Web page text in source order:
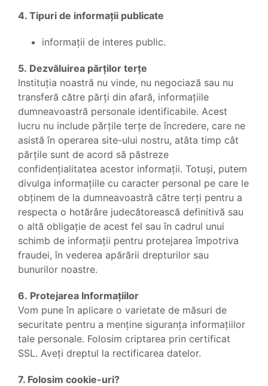
4. Tipuri de informații publicate
informații de interes public.
5. Dezvăluirea părților terțe
Instituția noastră nu vinde, nu negociază sau nu
transferă către părți din afară, informațiile
dumneavoastră personale identificabile. Acest
lucru nu include părțile terțe de încredere, care ne
asistă în operarea site-ului nostru, atâta timp cât
părțile sunt de acord să păstreze
confidențialitatea acestor informații. Totuși, putem
divulga informațiile cu caracter personal pe care le
obținem de la dumneavoastră către terți pentru a
respecta o hotărâre judecătorească definitivă sau
o altă obligație de acest fel sau în cadrul unui
schimb de informații pentru protejarea împotriva
fraudei, în vederea apărării drepturilor sau
bunurilor noastre.
6. Protejarea Informațiilor
Vom pune în aplicare o varietate de măsuri de
securitate pentru a menține siguranța informațiilor
tale personale. Folosim criptarea prin certificat
SSL. Aveți dreptul la rectificarea datelor.
7. Folosim cookie-uri?